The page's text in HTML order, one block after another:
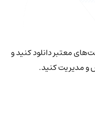
معتبر دانلود کنید و
و مدیریت کنید.